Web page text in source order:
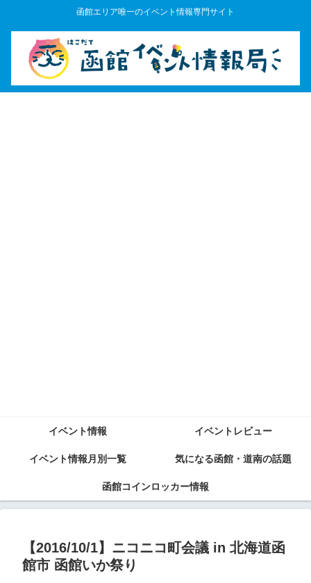
函館エリア唯一のイベント情報専門サイト
イベント情報 イベントレビュー
イベント情報月別一覧 気になる函館・道南の話題
函館コインロッカー情報
【2016/10/1】ニコニコ町会議 in 北海道函
館市 函館いか祭り